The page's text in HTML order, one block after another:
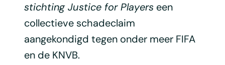
stichting Justice for Playerseen
collectieve schadeclaim
aangekondigd tegen onder meer FIFA
en de KNVB.